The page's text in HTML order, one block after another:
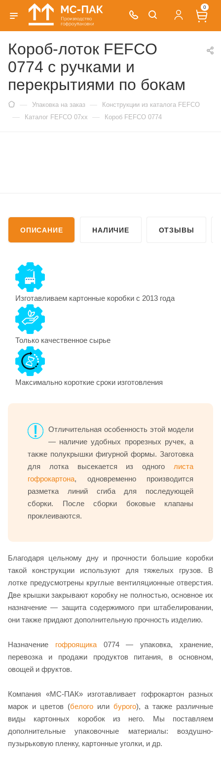
0
Короб-лоток FEFCO
0774 с ручками и
перекрытиями по бокам
— Упаковка на заказ — Конструкции из каталога FEFCO
— Каталог FEFCO 07xx — Короб FEFCO 0774
ОПИСАНИЕ НАЛИЧИЕ ОТЗЫВЫ
Изготавливаем картонные коробки с 2013 года
Только качественное сырье
Максимально короткие сроки изготовления
Отличительная особенность этой модели
— наличие удобных прорезных ручек, а
также полукрышки фигурной формы. Заготовка
для лотка высекается из одного листа
гофрокартона, одновременно производится
разметка линий сгиба для последующей
сборки. После сборки боковые клапаны
проклеиваются.
Благодаря цельному дну и прочности большие коробки
такой конструкции используют для тяжелых грузов. В
лотке предусмотрены круглые вентиляционные отверстия.
Две крышки закрывают коробку не полностью, основное их
назначение — защита содержимого при штабелировании,
они также придают дополнительную прочность изделию.
Назначение гофроящика0774 — упаковка, хранение,
перевозка и продажи продуктов питания, в основном,
овощей и фруктов.
Компания «МС-ПАК» изготавливает гофрокартон разных
марок и цветов (белого или бурого), а также различные
виды картонных коробок из него. Мы поставляем
дополнительные упаковочные материалы: воздушно-
пузырьковую пленку, картонные уголки, и др.